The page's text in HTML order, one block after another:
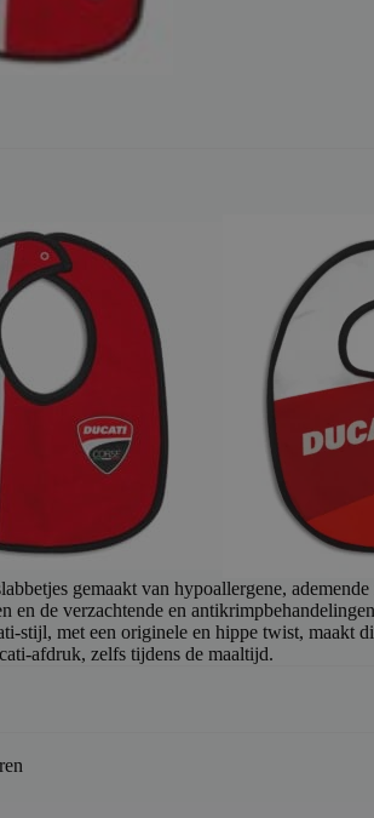
gemaakt van hypoallergene,
en de verzachtende en
stijl, met een originele en hippe twist, maakt
afdruk, zelfs tijdens de maaltijd.